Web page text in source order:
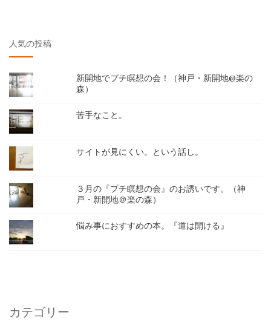
人気の投稿
新開地でプチ瞑想の会！（神戸・新開地@楽の
森）
苦手なこと。
サイトが見にくい。という話し。
３月の『プチ瞑想の会』のお誘いです。（神
戸・新開地＠楽の森）
悩み事におすすめの本。『道は開ける』
カテゴリー